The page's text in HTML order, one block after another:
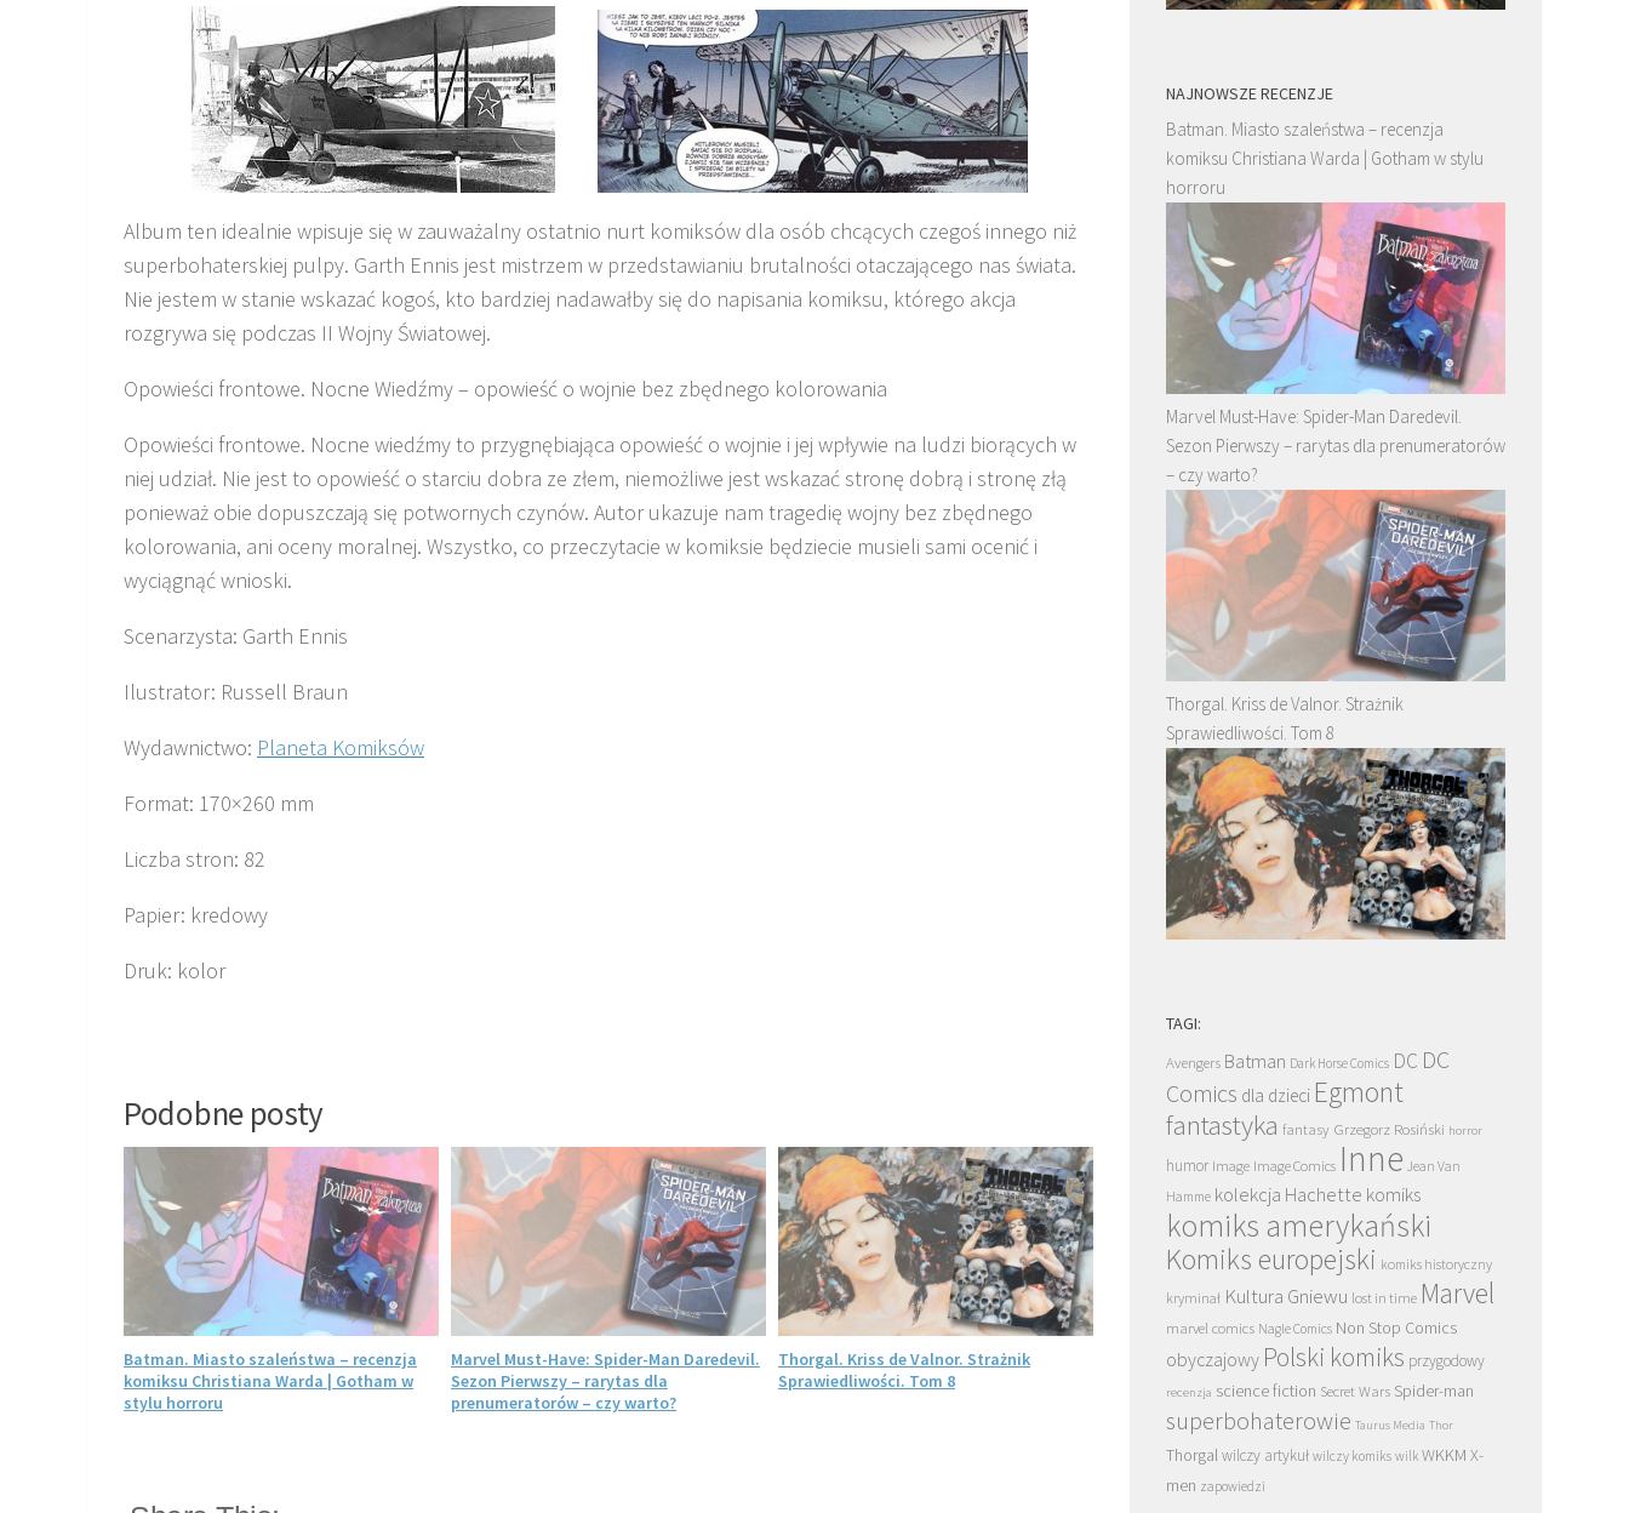
Album ten idealnie wpisuje się w zauważalny ostatnio nurt komiksów dla osób chcących czegoś innego niż
superbohaterskiej pulpy. Garth Ennis jest mistrzem w przedstawianiu brutalności otaczającego nas świata.
Nie jestem w stanie wskazać kogoś, kto bardziej nadawałby się do napisania komiksu, którego akcja
rozgrywa się podczas II Wojny Światowej.
Opowieści frontowe. Nocne Wiedźmy – opowieść o wojnie bez zbędnego kolorowania
Opowieści frontowe. Nocne wiedźmy to przygnębiająca opowieść o wojnie i jej wpływie na ludzi biorących w
niej udział. Nie jest to opowieść o starciu dobra ze złem, niemożliwe jest wskazać stronę dobrą i stronę złą
ponieważ obie dopuszczają się potwornych czynów. Autor ukazuje nam tragedię wojny bez zbędnego
kolorowania, ani oceny moralnej. Wszystko, co przeczytacie w komiksie będziecie musieli sami ocenić i
wyciągnąć wnioski.
Scenarzysta: Garth Ennis
Ilustrator: Russell Braun
Wydawnictwo: Planeta Komiksów
Format: 170×260 mm
Liczba stron: 82
Papier: kredowy
Druk: kolor
Podobne posty
Batman. Miasto szaleństwa – recenzja
komiksu Christiana Warda | Gotham w
stylu horroru
Marvel Must-Have: Spider-Man Daredevil.
Sezon Pierwszy – rarytas dla
prenumeratorów – czy warto?
Thorgal. Kriss de Valnor. Strażnik
Sprawiedliwości. Tom 8
G.I. Joe. Wojna z Drednokami. Tom 3 –
recenzja. Energon Universe z gazem
wdepniętym w podgłogę
Smarkula. California
wciąż przyciąga
NAJNOWSZE RECENZJE
Batman. Miasto szaleństwa – recenzja
komiksu Christiana Warda | Gotham w stylu
horroru
Marvel Must-Have: Spider-Man Daredevil.
Sezon Pierwszy – rarytas dla prenumeratorów
– czy warto?
Thorgal. Kriss de Valnor. Strażnik
Sprawiedliwości. Tom 8
TAGI:
Avengers Batman Dark Horse Comics DC DC
Comics dla dzieci Egmont
fantastyka fantasy Grzegorz Rosiński horror
humor Image Image Comics Inne Jean Van
Hamme kolekcja Hachette komiks
komiks amerykański
Komiks europejski komiks historyczny
kryminał Kultura Gniewu lost in time Marvel
marvel comics Nagle Comics Non Stop Comics
obyczajowy Polski komiks przygodowy
recenzja science fiction Secret Wars Spider-man
superbohaterowie Taurus Media Thor
Thorgalwilczy artykuł wilczy komiks wilk WKKM X-
men zapowiedzi